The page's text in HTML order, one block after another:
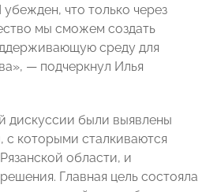
убежден, что только через
мы сможем создать
среду для
— подчеркнул Илья
дискуссии были выявлены
которыми сталкиваются
области, и
Главная цель состояла